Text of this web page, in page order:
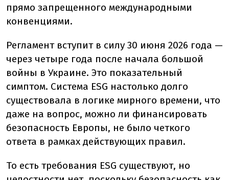
прямо запрещенного международными
конвенциями.
Регламент вступит в силу 30 июня 2026 года —
через четыре года после начала большой
войны в Украине. Это показательный
симптом. Система ESG настолько долго
существовала в логике мирного времени, что
даже на вопрос, можно ли финансировать
безопасность Европы, не было четкого
ответа в рамках действующих правил.
То есть требования ESG существуют, но